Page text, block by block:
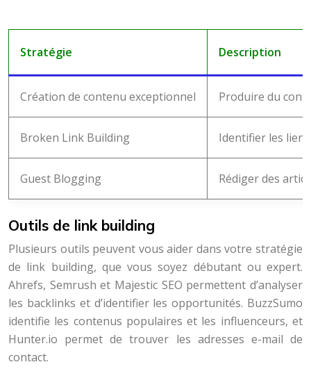
Stratégie Description
Création de contenu exceptionnel Produire du
Broken Link Building Identifier les
Guest Blogging Rédiger des
Outils de link building
Plusieurs outils peuvent vous aider dans votre stratégie
de link building, que vous soyez débutant ou expert.
Ahrefs, Semrush et Majestic SEO permettent d’analyser
les backlinks et d’identifier les opportunités. BuzzSumo
identifie les contenus populaires et les influenceurs, et
Hunter.io permet de trouver les adresses e-mail de
contact.